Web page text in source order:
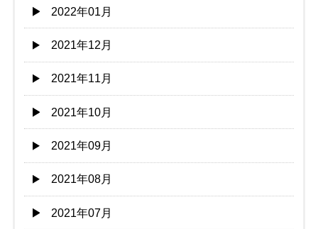
2022年01月
2021年12月
2021年11月
2021年10月
2021年09月
2021年08月
2021年07月